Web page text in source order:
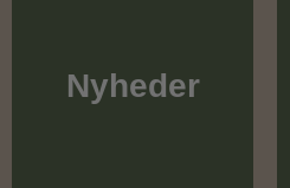
Nyheder